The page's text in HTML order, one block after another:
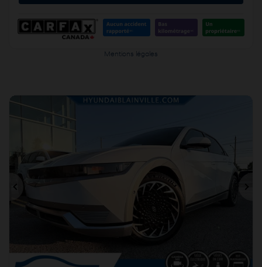
Mentions légales